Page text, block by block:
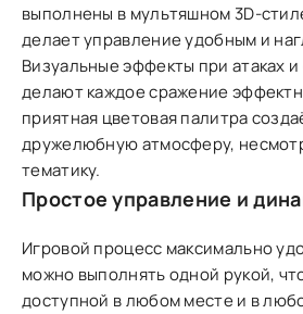
выполнены в мультяшном 3D-
делает управление удобным и
Визуальные эффекты при атаках
делают каждое сражение
приятная цветовая палитра
дружелюбную атмосферу,
тематику.
Простое управление и
Игровой процесс максимально
можно выполнять одной рукой,
доступной в любом месте и в